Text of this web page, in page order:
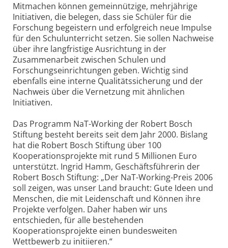
Mitmachen können gemeinnützige, mehrjährige
Initiativen, die belegen, dass sie Schüler für die
Forschung begeistern und erfolgreich neue Impulse
für den Schulunterricht setzen. Sie sollen Nachweise
über ihre langfristige Ausrichtung in der
Zusammenarbeit zwischen Schulen und
Forschungseinrichtungen geben. Wichtig sind
ebenfalls eine interne Qualitätssicherung und der
Nachweis über die Vernetzung mit ähnlichen
Initiativen.
Das Programm NaT-Working der Robert Bosch
Stiftung besteht bereits seit dem Jahr 2000. Bislang
hat die Robert Bosch Stiftung über 100
Kooperationsprojekte mit rund 5 Millionen Euro
unterstützt. Ingrid Hamm, Geschäftsführerin der
Robert Bosch Stiftung: „Der NaT-Working-Preis 2006
soll zeigen, was unser Land braucht: Gute Ideen und
Menschen, die mit Leidenschaft und Können ihre
Projekte verfolgen. Daher haben wir uns
entschieden, für alle bestehenden
Kooperationsprojekte einen bundesweiten
Wettbewerb zu initiieren.“